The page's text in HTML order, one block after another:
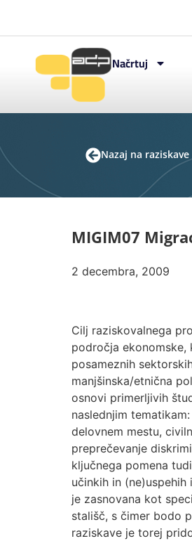
Načrtuj
Nazaj na raziskave
MIGIM07
2 decembra, 2009
Cilj raziskovalnega
področja
posameznih
manjšinska/etnična
osnovi primerljivih
naslednjim
delovnem mestu,
preprečevanje
ključnega pomena
učinkih in
je zasnovana kot
stališč, s čimer bodo
raziskave je torej